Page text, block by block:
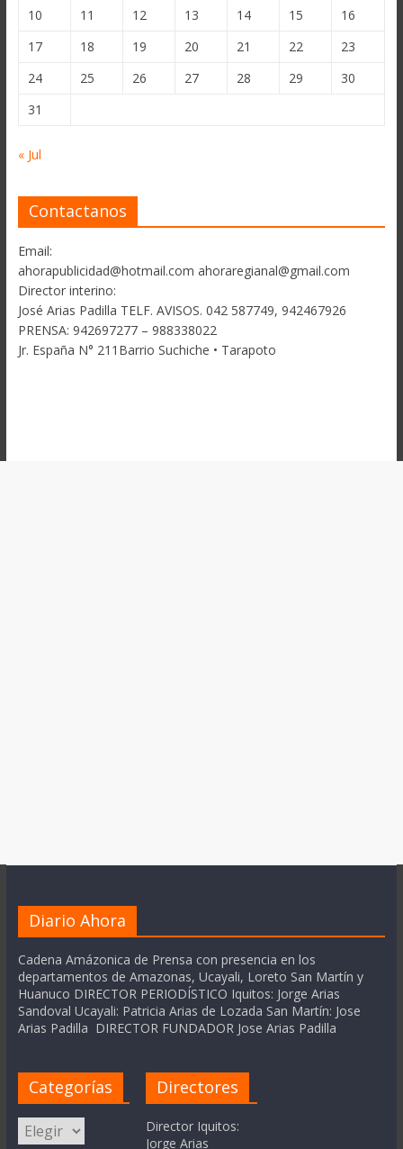
10
11 12 13 14 15
16
17
18 19 20 21 22
23
24
25 26 27 28 29
30
31
« Jul
Contactanos
Email:
ahorapublicidad@hotmail.com ahoraregianal@gmail.com
Director interino:
José Arias Padilla TELF. AVISOS. 042 587749, 942467926
PRENSA: 942697277 – 988338022
Jr. España N° 211Barrio Suchiche • Tarapoto
Diario Ahora
Cadena Amázonica de Prensa con presencia en los
departamentos de Amazonas, Ucayali, Loreto San Martín y
Huanuco DIRECTOR PERIODÍSTICO Iquitos: Jorge Arias
Sandoval Ucayali: Patricia Arias de Lozada San Martín: Jose
Arias Padilla DIRECTOR FUNDADOR Jose Arias Padilla
Categorías
Categorías
Directores
Director Iquitos:
Jorge Arias